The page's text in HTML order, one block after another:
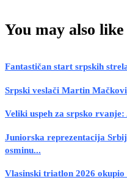
You may also like
Fantastičan start srpskih
Srpski veslači Martin
Veliki uspeh za srpsko
Juniorska reprezentacija
osminu...
Vlasinski triatlon 2026